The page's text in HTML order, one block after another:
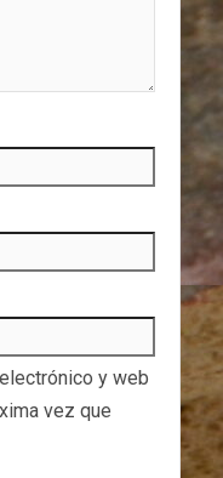
y web
vez que